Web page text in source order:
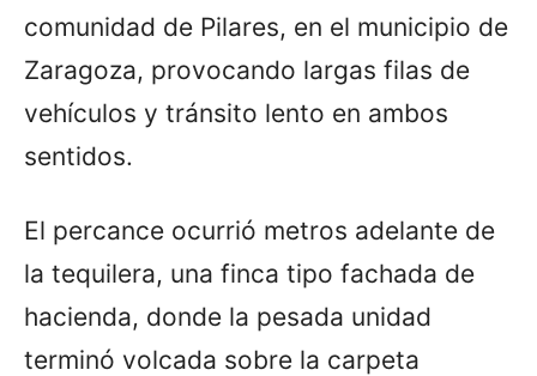
comunidad de Pilares, en el municipio de
Zaragoza, provocando largas filas de
vehículos y tránsito lento en ambos
sentidos.
El percance ocurrió metros adelante de
la tequilera, una finca tipo fachada de
hacienda, donde la pesada unidad
terminó volcada sobre la carpeta